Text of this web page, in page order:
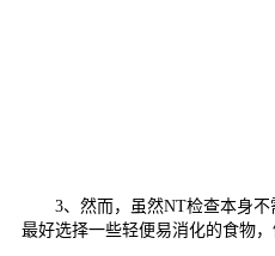
3、然而，虽然NT检查本身不需
最好选择一些轻便易消化的食物